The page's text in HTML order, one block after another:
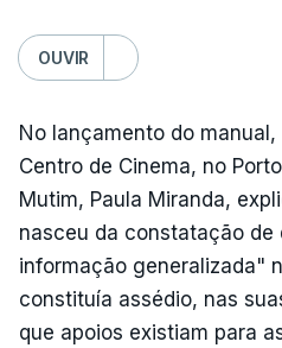
OUVIR
No lançamento do
Centro de Cinema, no
Mutim, Paula Miranda,
nasceu da constatação
informação generalizada"
constituía assédio, nas
que apoios existiam para